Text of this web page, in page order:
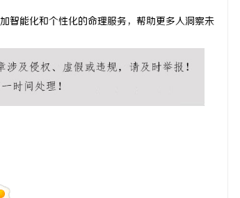
智能化和个性化的命理服务，帮助更多人洞察未
如何 770PF-200纯树脂细粉：优质材料的全貌与
应用